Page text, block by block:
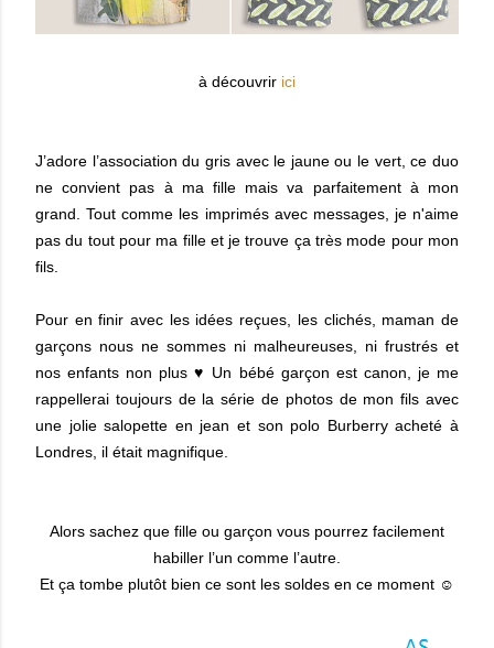
à découvrir ici
J’adore l’association du gris avec le jaune ou le vert, ce duo
ne convient pas à ma fille mais va parfaitement à mon
grand. Tout comme les imprimés avec messages, je n'aime
pas du tout pour ma fille et je trouve ça très mode pour mon
fils.
Pour en finir avec les idées reçues, les clichés, maman de
garçons nous ne sommes ni malheureuses, ni frustrés et
nos enfants non plus ♥ Un bébé garçon est canon, je me
rappellerai toujours de la série de photos de mon fils avec
une jolie salopette en jean et son polo Burberry acheté à
Londres, il était magnifique.
Alors sachez que fille ou garçon vous pourrez facilement
habiller l’un comme l’autre.
Et ça tombe plutôt bien ce sont les soldes en ce moment ☺